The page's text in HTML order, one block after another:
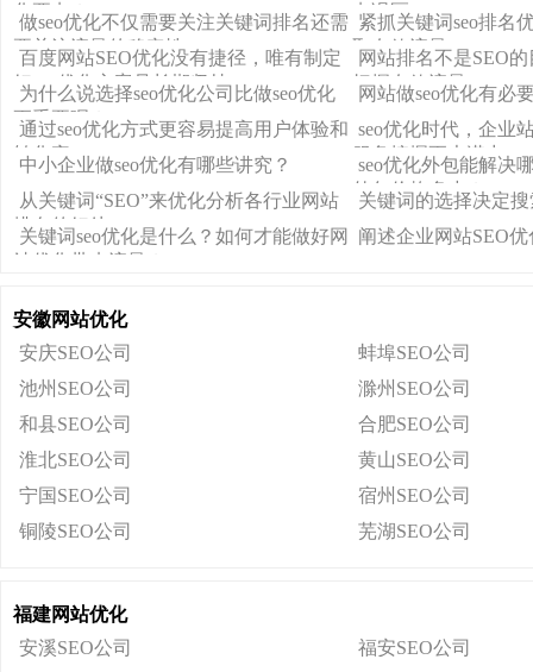
化要点？
点误区
做seo优化不仅需要关注关键词排名还需
要关注流量的稳定性
紧抓关键词seo排名
取有效流量
百度网站SEO优化没有捷径，唯有制定
好seo优化方案且长期坚持
网站排名不是SEO
把握有效流量
为什么说选择seo优化公司比做seo优化
更重要呢？
网站做seo优化有必
通过seo优化方式更容易提高用户体验和
转化率
seo优化时代，企业
服务挖掘更大潜力
中小企业做seo优化有哪些讲究？
seo优化外包能解决
外包价格多少？
从关键词“SEO”来优化分析各行业网站
排名的好处
关键词的选择决定
关键词seo优化是什么？如何才能做好网
站优化带来流量？
阐述企业网站SEO
安徽网站优化
安庆SEO公司
蚌埠SEO公司
池州SEO公司
滁州SEO公司
和县SEO公司
合肥SEO公司
淮北SEO公司
黄山SEO公司
宁国SEO公司
宿州SEO公司
铜陵SEO公司
芜湖SEO公司
福建网站优化
安溪SEO公司
福安SEO公司